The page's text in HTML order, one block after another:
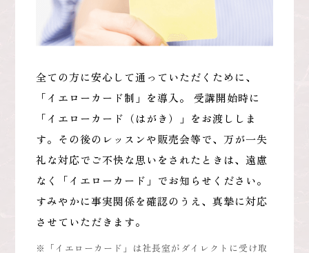
全ての方に安心して通っていただくために、
「イエローカード制」を導入。
受講開始時に
「イエローカード（はがき）」をお渡ししま
す。その後のレッスンや販売会等で、万が一失
礼な対応でご不快な思いをされたときは、遠慮
なく「イエローカード」でお知らせください。
すみやかに事実関係を確認のうえ、真摯に対応
させていただきます。
※「イエローカード」は社長室がダイレクトに受け取